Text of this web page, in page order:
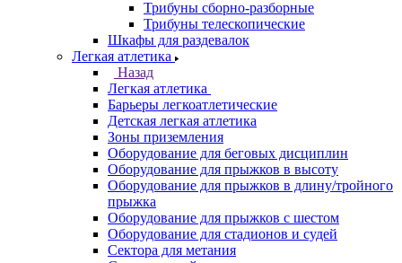
Трибуны сборно-разборные
Трибуны телескопические
Шкафы для раздевалок
Легкая атлетика
Назад
Легкая атлетика
Барьеры легкоатлетические
Детская легкая атлетика
Зоны приземления
Оборудование для беговых дисциплин
Оборудование для прыжков в высоту
Оборудование для прыжков в длину/тройного
прыжка
Оборудование для прыжков с шестом
Оборудование для стадионов и судей
Сектора для метания